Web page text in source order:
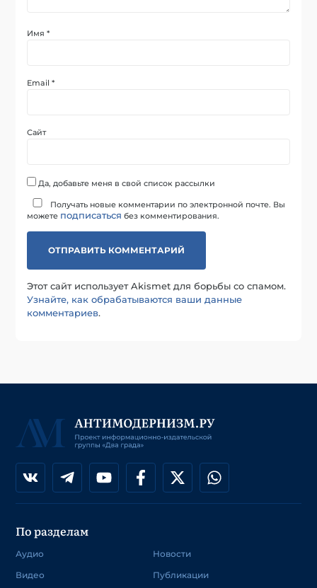
Имя*
Email*
Сайт
Да, добавьте меня в свой список рассылки
Получать новые комментарии по электронной почте. Вы
можете подписаться без комментирования.
Этот сайт использует Akismet для борьбы со спамом.
Узнайте, как обрабатываются ваши данные
комментариев.
По разделам
Аудио
Видео
Новости
Публикации